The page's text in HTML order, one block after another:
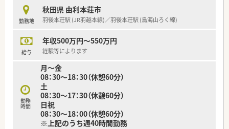
勤務地
秋田県 由利本荘市
羽後本荘駅 (JR羽越本線)／羽後本荘駅 (鳥海山ろく線)
給与
年収500万円～550万円
経験等によります
勤務
時間
月～金
08：30～18：30（休憩60分）
土
08：30～17：30（休憩60分）
日祝
08：30～18：00（休憩60分）
※上記のうち週40時間勤務